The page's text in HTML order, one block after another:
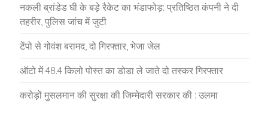
नकली ब्रांडेड घी के बड़े रैकेट का भंडाफोड़: प्रतिष्ठित कंपनी ने दी
तहरीर, पुलिस जांच में जुटी
टेंपो से गोवंश बरामद, दो गिरफ्तार, भेजा जेल
ऑटो में 48.4 किलो पोस्त का डोडा ले जाते दो तस्कर गिरफ्तार
करोड़ों मुसलमान की सुरक्षा की जिम्मेदारी सरकार की : उलमा